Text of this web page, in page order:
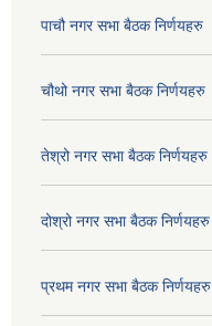
पाचौ नगर सभा बैठक निर्णयहरु
चौथो नगर सभा बैठक निर्णयहरु
तेश्रो नगर सभा बैठक निर्णयहरु
दोश्रो नगर सभा बैठक निर्णयहरु
प्रथम नगर सभा बैठक निर्णयहरु